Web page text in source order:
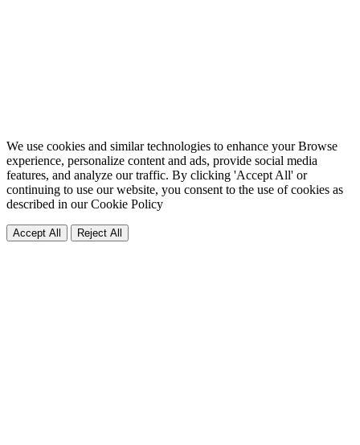
We use cookies and similar technologies to enhance your Browse
experience, personalize content and ads, provide social media
features, and analyze our traffic. By clicking 'Accept All' or
continuing to use our website, you consent to the use of cookies as
described in ourCookie Policy
Accept All Reject All